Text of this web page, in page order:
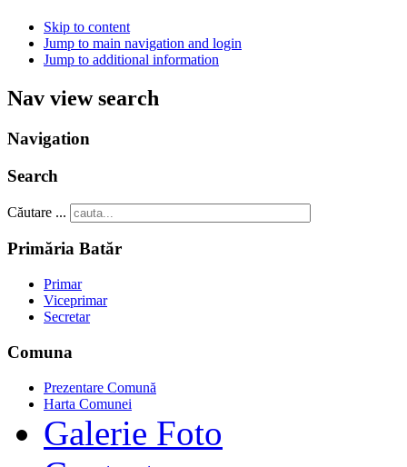
Skip to content
Jump to main navigation and login
Jump to additional information
Nav view search
Navigation
Search
Căutare ...
Primăria Batăr
Primar
Viceprimar
Secretar
Comuna
Prezentare Comună
Harta Comunei
Galerie Foto